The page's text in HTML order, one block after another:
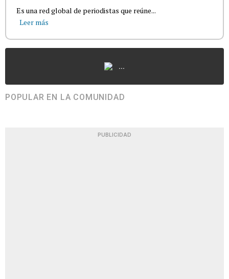
Es una red global de periodistas que reúne...
Leer más
...
POPULAR EN LA COMUNIDAD
PUBLICIDAD